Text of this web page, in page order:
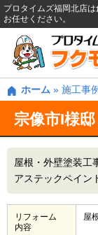
プロタイムズ福岡北店
お任せください。
ホーム » 施工事
宗像市I様
屋根・外壁塗装工
アステックペイン
リフォーム
内容
屋